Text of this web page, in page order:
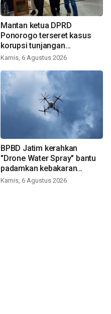
Mantan ketua DPRD
Ponorogo terseret kasus
korupsi tunjangan
perumahan
Kamis, 6 Agustus 2026
BPBD Jatim kerahkan
"Drone Water Spray" bantu
padamkan kebakaran
Bromo
Kamis, 6 Agustus 2026